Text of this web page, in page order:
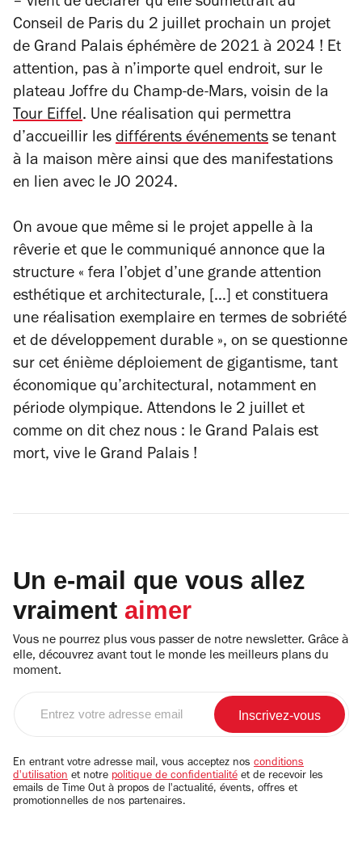
– vient de déclarer qu’elle soumettrait au
Conseil de Paris du 2 juillet prochain un projet
de Grand Palais éphémère de 2021 à 2024 ! Et
attention, pas à n’importe quel endroit, sur le
plateau Joffre du Champ-de-Mars, voisin de la
Tour Eiffel. Une réalisation qui permettra
d’accueillir les différents événements se tenant
à la maison mère ainsi que des manifestations
en lien avec le JO 2024.
On avoue que même si le projet appelle à la
rêverie et que le communiqué annonce que la
structure « fera l’objet d’une grande attention
esthétique et architecturale, […] et constituera
une réalisation exemplaire en termes de sobriété
et de développement durable », on se questionne
sur cet énième déploiement de gigantisme, tant
économique qu’architectural, notamment en
période olympique. Attendons le 2 juillet et
comme on dit chez nous : le Grand Palais est
mort, vive le Grand Palais !
Un e-mail que vous allez
vraiment aimer
Vous ne pourrez plus vous passer de notre newsletter. Grâce à
elle, découvrez avant tout le monde les meilleurs plans du
moment.
email
En entrant votre adresse mail, vous acceptez nos conditions
d'utilisation et notre politique de confidentialité et de recevoir les
emails de Time Out à propos de l'actualité, évents, offres et
promotionnelles de nos partenaires.